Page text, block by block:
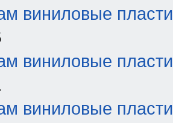
виниловые
виниловые
виниловые